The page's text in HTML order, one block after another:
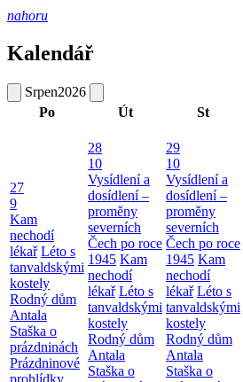
nahoru
Kalendář
Srpen2026
Po
Út St
27
9
Kam
nechodí
lékař Léto s
tanvaldskými
kostely
Rodný dům
Antala
Staška o
prázdninách
Prázdninové
28
10
Vysídlení a
dosídlení –
proměny
severních
Čech po roce
1945 Kam
nechodí
lékař Léto s
tanvaldskými
kostely
Rodný dům
Antala
Staška o
29
10
Vysídlení a
dosídlení –
proměny
severních
Čech po roce
1945 Kam
nechodí
lékař Léto s
tanvaldskými
kostely
Rodný dům
Antala
Staška o